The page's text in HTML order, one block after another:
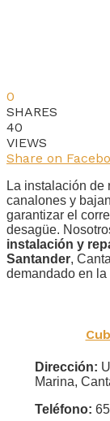
0
SHARES
40
VIEWS
Share on
La instalación de
canalones y
garantizar el
desagüe.
instalación y
Santander,
demandado en la
Dirección:
Marina,
Teléfono: